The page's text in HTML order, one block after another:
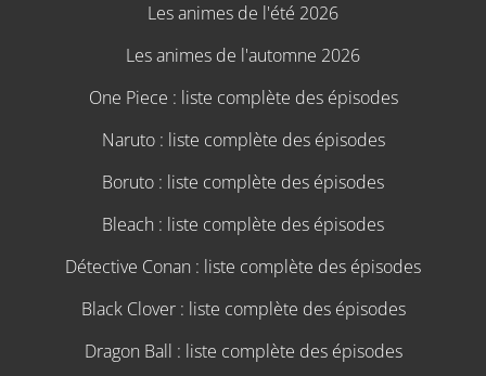
Les animes de l'été 2026
Les animes de l'automne 2026
One Piece : liste complète des épisodes
Naruto : liste complète des épisodes
Boruto : liste complète des épisodes
Bleach : liste complète des épisodes
Détective Conan : liste complète des épisodes
Black Clover : liste complète des épisodes
Dragon Ball : liste complète des épisodes